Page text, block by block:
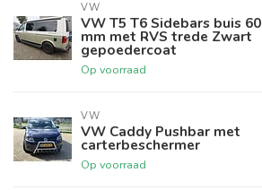
VW
VW T5 T6 Sidebars buis 60
mm met RVS trede Zwart
gepoedercoat
Op voorraad
VW
VW Caddy Pushbar met
carterbeschermer
Op voorraad